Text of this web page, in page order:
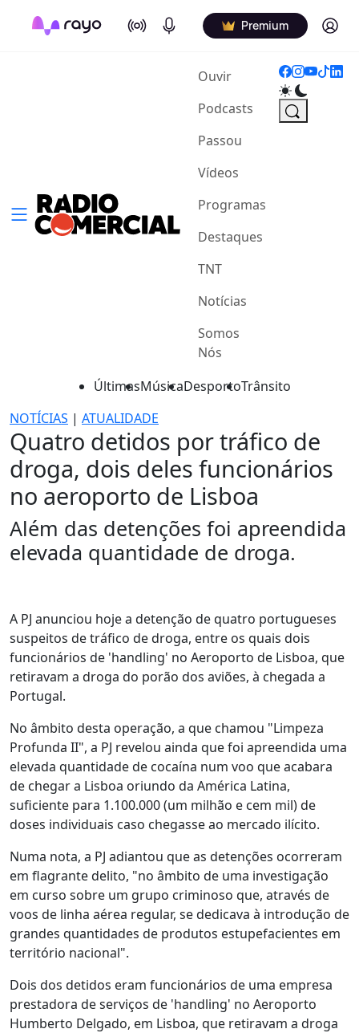
On Air Podcasts Premium Log in
Ouvir(current)
Podcasts
Passou
Vídeos
Programas
Destaques
TNT
Notícias
Somos
Nós
ÚltimasMúsicaDesportoTrânsito
NOTÍCIAS | ATUALIDADE
Quatro detidos por tráfico de
droga, dois deles funcionários
no aeroporto de Lisboa
Além das detenções foi apreendida
elevada quantidade de droga.
A PJ anunciou hoje a detenção de quatro portugueses
suspeitos de tráfico de droga, entre os quais dois
funcionários de 'handling' no Aeroporto de Lisboa, que
retiravam a droga do porão dos aviões, à chegada a
Portugal.
No âmbito desta operação, a que chamou "Limpeza
Profunda II", a PJ revelou ainda que foi apreendida uma
elevada quantidade de cocaína num voo que acabara
de chegar a Lisboa oriundo da América Latina,
suficiente para 1.100.000 (um milhão e cem mil) de
doses individuais caso chegasse ao mercado ilícito.
Numa nota, a PJ adiantou que as detenções ocorreram
em flagrante delito, "no âmbito de uma investigação
em curso sobre um grupo criminoso que, através de
voos de linha aérea regular, se dedicava à introdução de
grandes quantidades de produtos estupefacientes em
território nacional".
Dois dos detidos eram funcionários de uma empresa
prestadora de serviços de 'handling' no Aeroporto
Humberto Delgado, em Lisboa, que retiravam a droga